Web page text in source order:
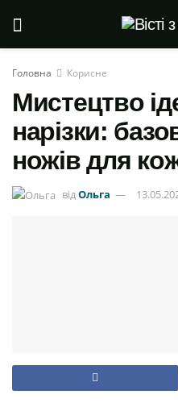
Головна Корисне
Мистецтво
нарізки:
ножів для
відОльга